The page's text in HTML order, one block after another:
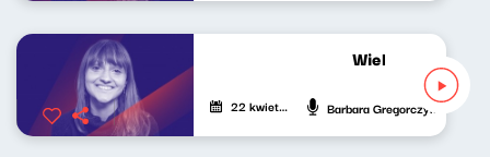
Wielki świat
22 kwietnia 2023 Barbara Gregorczyk